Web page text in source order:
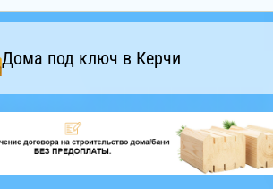
Дома под ключ в Керчи